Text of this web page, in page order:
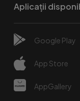
Aplicații
Google Play
App Store
AppGallery